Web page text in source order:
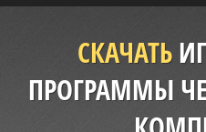
СКАЧАТЬ
ПРОГРАММЫ